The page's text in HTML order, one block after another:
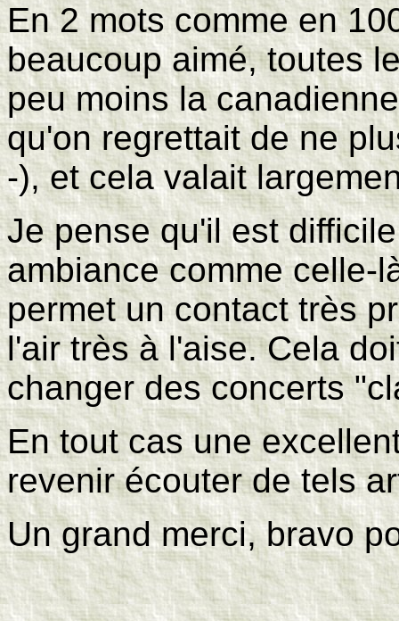
En 2 mots comme en
beaucoup aimé, toutes
peu moins la
qu'on regrettait de ne
-), et cela valait
Je pense qu'il est
ambiance comme celle-
permet un contact très
l'air très à l'aise. Cela
changer des concerts
En tout cas une
revenir écouter de tels
Un grand merci, bravo